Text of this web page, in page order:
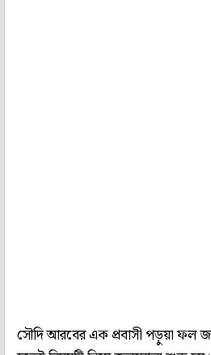
সৌদি আরবের এক প্রবাসী পড়ুয়া ফল